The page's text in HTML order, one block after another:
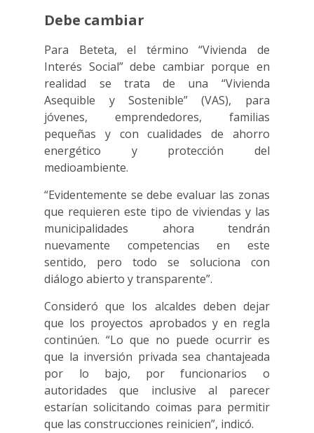
Debe cambiar
Para Beteta, el término “Vivienda de
Interés Social” debe cambiar porque en
realidad se trata de una “Vivienda
Asequible y Sostenible” (VAS), para
jóvenes, emprendedores, familias
pequeñas y con cualidades de ahorro
energético y protección del
medioambiente.
“Evidentemente se debe evaluar las zonas
que requieren este tipo de viviendas y las
municipalidades ahora tendrán
nuevamente competencias en este
sentido, pero todo se soluciona con
diálogo abierto y transparente”.
Consideró que los alcaldes deben dejar
que los proyectos aprobados y en regla
continúen. “Lo que no puede ocurrir es
que la inversión privada sea chantajeada
por lo bajo, por funcionarios o
autoridades que inclusive al parecer
estarían solicitando coimas para permitir
que las construcciones reinicien”, indicó.